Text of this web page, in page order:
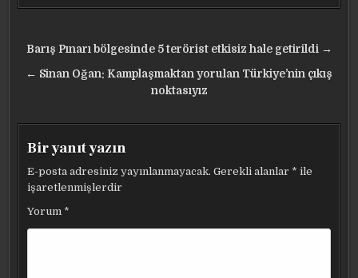
Yazı
gezinmesi
Barış Pınarı bölgesinde 5 terörist etkisiz hale getirildi →
← Sinan Oğan: Kamplaşmaktan yorulan Türkiye’nin çıkış
noktasıyız
Bir yanıt yazın
E-posta adresiniz yayınlanmayacak. Gerekli alanlar * ile
işaretlenmişlerdir
Yorum *